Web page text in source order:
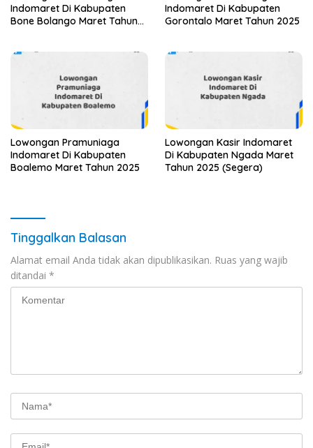
Indomaret Di Kabupaten
Bone Bolango Maret Tahun
Indomaret Di Kabupaten
Gorontalo Maret Tahun 2025
Lowongan Pramuniaga
Indomaret Di Kabupaten
Boalemo Maret Tahun 2025
Lowongan Kasir Indomaret
Di Kabupaten Ngada Maret
Tahun 2025 (Segera)
Tinggalkan Balasan
Alamat email Anda tidak akan dipublikasikan. Ruas yang wajib
ditandai *